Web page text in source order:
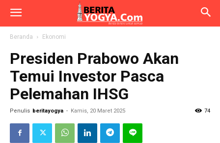
Beranda Ekonomi
Presiden Prabowo Akan
Temui Investor Pasca
Pelemahan IHSG
Penulis beritayogya - Kamis, 20 Maret 2025 74